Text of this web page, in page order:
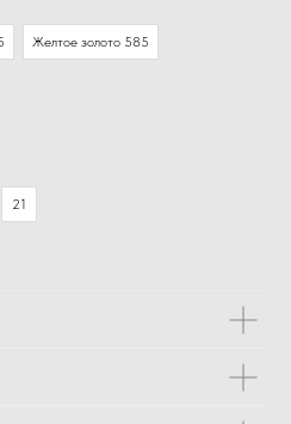
Желтое золото 585
21